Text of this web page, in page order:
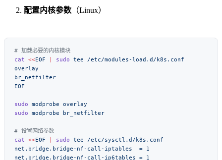
配置内核参数 （Linux）
cat <<EOF sudo tee
sudo modprobe
sudo modprobe
cat <<EOF sudo tee